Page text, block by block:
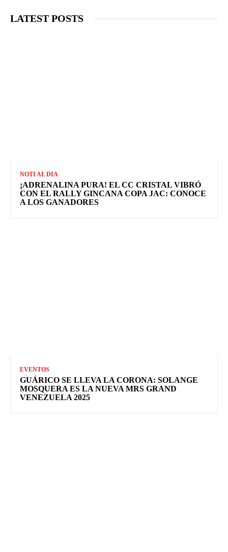
LATEST POSTS
NOTI AL DIA
¡ADRENALINA PURA! EL CC CRISTAL VIBRÓ
CON EL RALLY GINCANA COPA JAC: CONOCE
A LOS GANADORES
EVENTOS
GUÁRICO SE LLEVA LA CORONA: SOLANGE
MOSQUERA ES LA NUEVA MRS GRAND
VENEZUELA 2025